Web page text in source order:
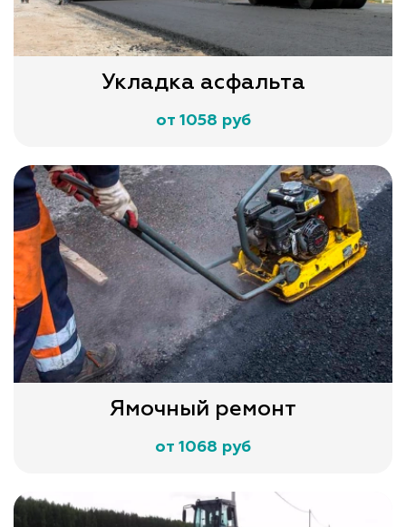
Укладка асфальта
от 1058 руб
Ямочный ремонт
от 1068 руб